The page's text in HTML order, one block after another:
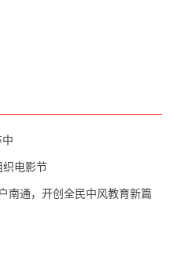
织电影节
南通，开创全民中风教育新篇